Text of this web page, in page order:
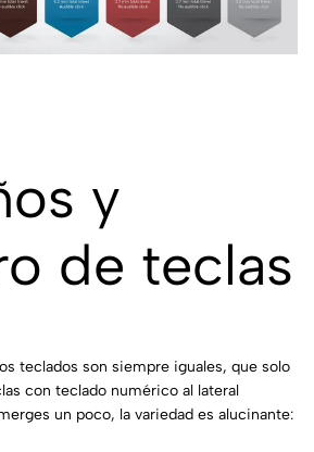
y
de teclas
teclados son siempre iguales, que solo
con teclado numérico al lateral
un poco, la variedad es alucinante: